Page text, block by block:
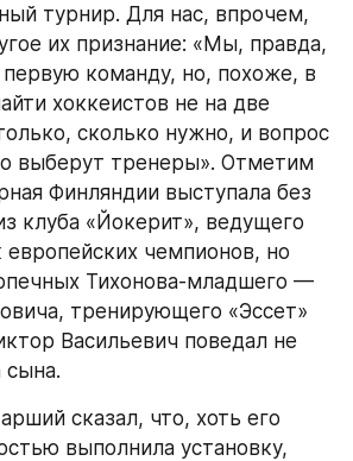
турнир. Для нас, впрочем,
их признание: «Мы, правда,
команду, но, похоже, в
хоккеистов не на две
сколько нужно, и вопрос
выберут тренеры». Отметим
Финляндии выступала без
клуба «Йокерит», ведущего
европейских чемпионов, но
Тихонова-младшего —
тренирующего «Эссет»
Васильевич поведал не
сына.
сказал, что, хоть его
выполнила установку,